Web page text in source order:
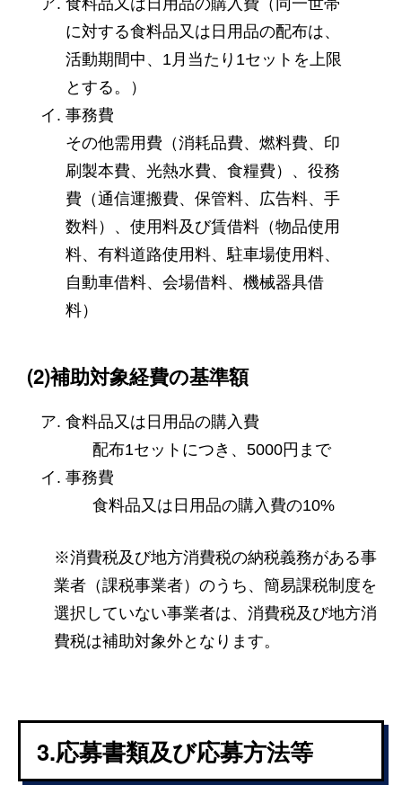
食料品又は日用品の購入費（同一世帯
に対する食料品又は日用品の配布は、
活動期間中、1月当たり1セットを上限
とする。）
事務費
その他需用費（消耗品費、燃料費、印
刷製本費、光熱水費、食糧費）、役務
費（通信運搬費、保管料、広告料、手
数料）、使用料及び賃借料（物品使用
料、有料道路使用料、駐車場使用料、
自動車借料、会場借料、機械器具借
料）
(2)補助対象経費の基準額
食料品又は日用品の購入費
配布1セットにつき、5000円まで
事務費
食料品又は日用品の購入費の10%
※消費税及び地方消費税の納税義務がある事
業者（課税事業者）のうち、簡易課税制度を
選択していない事業者は、消費税及び地方消
費税は補助対象外となります。
3.応募書類及び応募方法等